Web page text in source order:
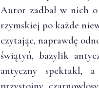
Autor zadbał w nich o
rzymskiej po każde
czytając, naprawdę
świątyń, bazylik
antyczny spektakl,